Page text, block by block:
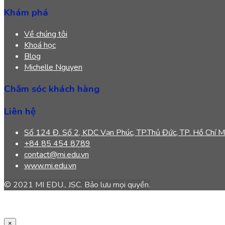
Khám phá
Về chúng tôi
Khoá học
Blog
Michelle Nguyen
Chăm sóc khách hàng
Liên hệ
Số 124 Đ. Số 2, KDC Vạn Phúc, TP.Thủ Đức, TP. Hồ Chí
+84 85 454 8789
contact@mi.edu.vn
www.mi.edu.vn
© 2021 MI EDU., JSC. Bảo lưu mọi quyền.
×